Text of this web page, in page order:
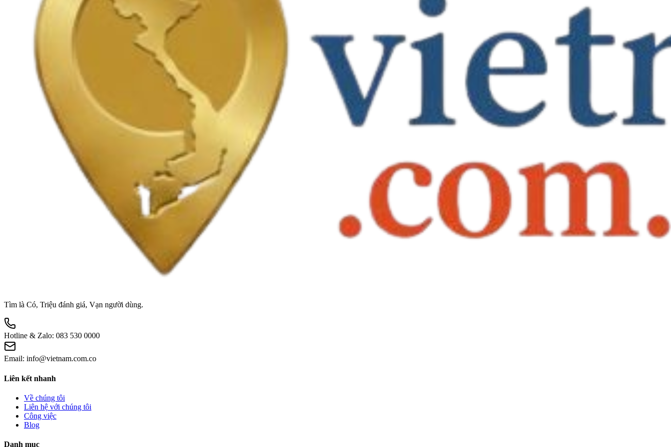
Tìm là Có, Triệu đánh giá, Vạn người dùng.
Hotline & Zalo: 083 530 0000
Email: info@vietnam.com.co
Liên kết nhanh
Về chúng tôi
Liên hệ với chúng tôi
Công việc
Blog
Danh mục